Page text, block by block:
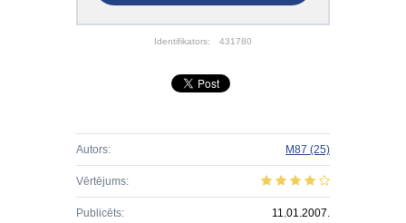
Identifikators: 431780
Autors: M87 (25)
Vērtējums:
Publicēts: 11.01.2007.